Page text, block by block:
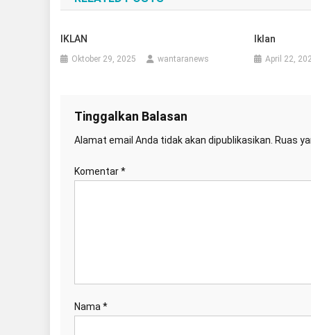
IKLAN
Oktober 29, 2025 wantaranews
Iklan
April 22,
Tinggalkan Balasan
Alamat email Anda tidak akan dipublikasikan. Ruas
Komentar*
Nama *